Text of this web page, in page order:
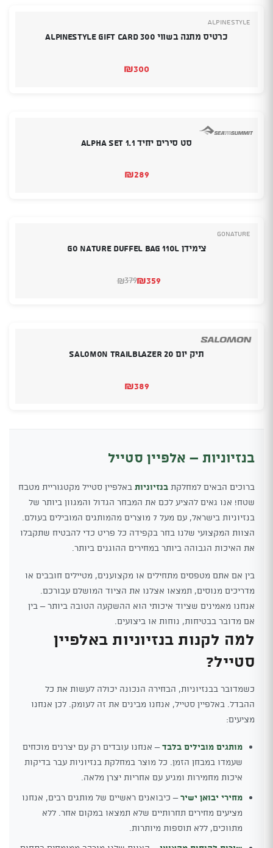
Alpinestyle
כרטיס מתנה בשווי 300 Alpinestyle Gift Card
₪300
סט סירים יחיד Alpha Set 1.1
₪289
GoNature
צימידן Go Nature Duffel Bag 110L
₪379
המחיר₪359
המחיר
תיק יום SALOMON TRAILBLAZER 20
₪389
בנזיוניות – אלפיין סטייל
ברוכים הבאים למחלקת בנזיוניות באלפיין סטייל מקטגוריית מטבח
שטח! אנו גאים להציע לכם את המבחר הגדול והמגוון ביותר של
בנזיוניות בישראל, עם מעל 7 מוצרים מהמותגים המובילים בעולם.
הצוות המקצועי שלנו בחר בקפידה כל פריט כדי להבטיח שתקבלו
את האיכות הגבוהה ביותר במחירים ההוגנים ביותר.
בין אם אתם מטפסים מתחילים או מקצוענים, מטיילים חובבים או
מדריכים מנוסים, תמצאו אצלנו את הציוד המושלם עבורכם.
אנחנו מאמינים שציוד איכותי הוא ההשקעה הטובה ביותר – בין
אם מדובר בבטיחות, נוחות או ביצועים.
למה לקנות בנזיוניות באלפיין
סטייל?
כשמדובר בבנזיוניות, הבחירה הנכונה יכולה לעשות את כל
ההבדל. באלפיין סטייל, אנחנו מבינים את זה לעומק. לכן אנחנו
מציעים:
מותגים מובילים בלבד– אנחנו עובדים רק עם יצרנים מוכחים
שעמדו במבחן הזמן. כל מוצר במחלקת בנזיוניות עבר בדיקות
איכות מחמירות ומגיע עם אחריות יצרן מלאה.
מחירי יבואן ישיר– כיבואנים ראשיים של מותגים רבים, אנחנו
מציעים מחירים תחרותיים שלא תמצאו במקום אחר. ללא
מתווכים, ללא תוספות מיותרות.